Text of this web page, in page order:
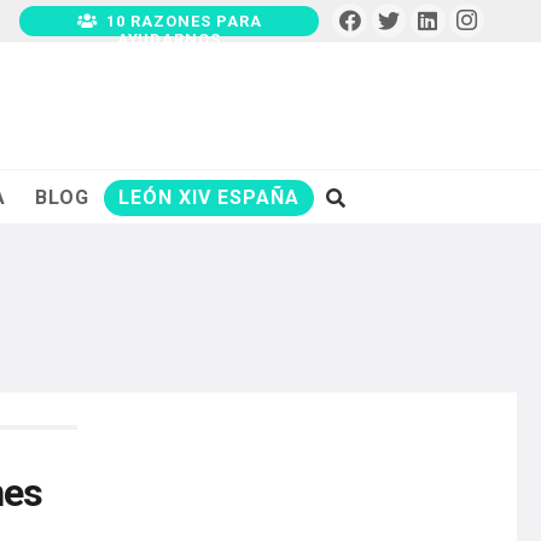
10 RAZONES PARA
AYUDARNOS
BLOG LEÓN XIV ESPAÑA